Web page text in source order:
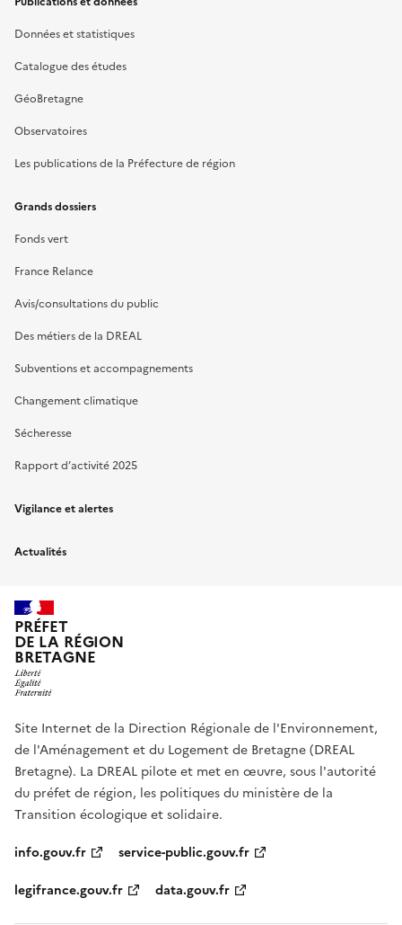
Données et statistiques
Catalogue des études
GéoBretagne
Observatoires
Les publications de la Préfecture de région
Grands dossiers
Fonds vert
France Relance
Avis/consultations du public
Des métiers de la DREAL
Subventions et accompagnements
Changement climatique
Sécheresse
Rapport d’activité 2025
Vigilance et alertes
Actualités
PRÉFET
DE LA RÉGION
BRETAGNE
Site Internet de la Direction Régionale de l'Environnement,
de l'Aménagement et du Logement de Bretagne (DREAL
Bretagne). La DREAL pilote et met en œuvre, sous l'autorité
du préfet de région, les politiques du ministère de la
Transition écologique et solidaire.
info.gouv.fr
service-public.gouv.fr
legifrance.gouv.fr
data.gouv.fr